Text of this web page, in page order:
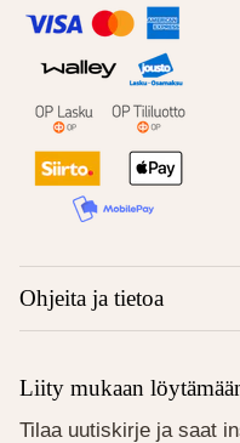
Ohjeita ja tietoa
Liity mukaan
Tilaa uutiskirje ja saat